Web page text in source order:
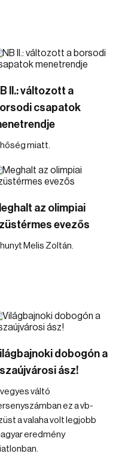
II.: változott a
csapatok
miatt.
az olimpiai
evezős
Melis Zoltán.
dobogón a
ász!
váltó
ez a vb-
a valaha volt legjobb
eredmény